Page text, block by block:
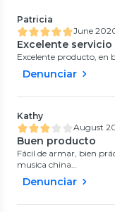
Patricia
June
Excelente servicio
Excelente producto, en
Denunciar
Kathy
August
Buen producto
Fácil de armar, bien
musica china…
Denunciar